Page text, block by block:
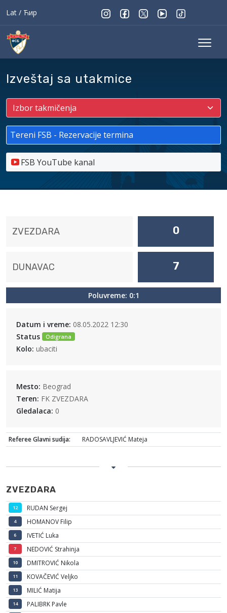
Lat / Ћир
Izveštaj sa utakmice
Tereni FSB - Rezervacije termina
FSB YouTube kanal
ZVEZDARA 0
DUNAVAC 7
Poluvreme: 0:1
Datum i vreme: 08.05.2022 12:30
Status
Odigrana
Kolo: ubaciti
Mesto: Beograd
Teren: FK ZVEZDARA
Gledalaca: 0
Referee Glavni sudija: RADOSAVLJEVIĆ Mateja
ZVEZDARA
12 RUDAN Sergej
4 HOMANOV Filip
6 IVETIĆ Luka
7 NEDOVIĆ Strahinja
10 DMITROVIĆ Nikola
11 KOVAČEVIĆ Veljko
13 MILIĆ Matija
14 PALIBRK Pavle